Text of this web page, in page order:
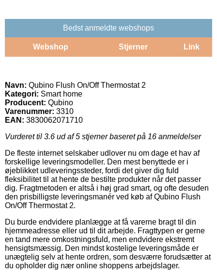
Bedst anmeldte webshops
Webshop Stjerner Link
Navn: Qubino Flush On/Off Thermostat 2
Kategori: Smart home
Producent: Qubino
Varenummer: 3310
EAN: 3830062071710
Vurderet til 3.6 ud af 5 stjerner baseret på 16 anmeldelser
De fleste internet selskaber udlover nu om dage et hav af
forskellige leveringsmodeller. Den mest benyttede er i
øjeblikket udleveringssteder, fordi det giver dig fuld
fleksibilitet til at hente de bestilte produkter når det passer
dig. Fragtmetoden er altså i høj grad smart, og ofte desuden
den prisbilligste leveringsmanér ved køb af Qubino Flush
On/Off Thermostat 2.
Du burde endvidere planlægge at få varerne bragt til din
hjemmeadresse eller ud til dit arbejde. Fragttypen er gerne
en tand mere omkostningsfuld, men endvidere ekstremt
hensigtsmæssig. Den mindst kostelige leveringsmåde er
unægtelig selv at hente ordren, som desværre forudsætter at
du opholder dig nær online shoppens arbejdslager.